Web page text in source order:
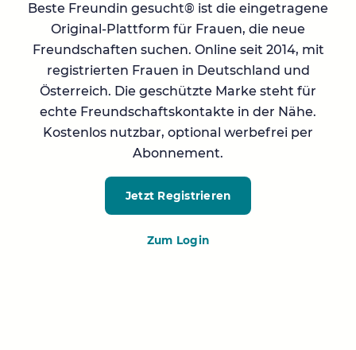
Beste Freundin gesucht® ist die eingetragene
Original-Plattform für Frauen, die neue
Freundschaften suchen. Online seit 2014, mit
registrierten Frauen in Deutschland und
Österreich. Die geschützte Marke steht für
echte Freundschaftskontakte in der Nähe.
Kostenlos nutzbar, optional werbefrei per
Abonnement.
Jetzt Registrieren
Zum Login